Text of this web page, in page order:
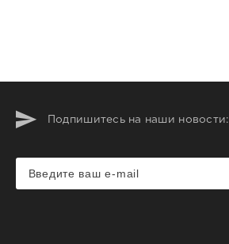
Подпишитесь на наши новости: